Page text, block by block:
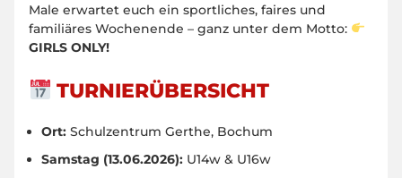
Male erwartet euch ein sportliches, faires und
familiäres Wochenende – ganz unter dem Motto:
GIRLS ONLY!
TURNIERÜBERSICHT
Ort: Schulzentrum Gerthe, Bochum
Samstag (13.06.2026): U14w & U16w